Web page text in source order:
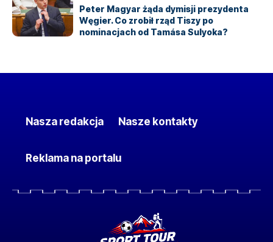
Peter Magyar żąda dymisji prezydenta
Węgier. Co zrobił rząd Tiszy po
nominacjach od Tamása Sulyoka?
Nasza redakcja Nasze kontakty
Reklama na portalu